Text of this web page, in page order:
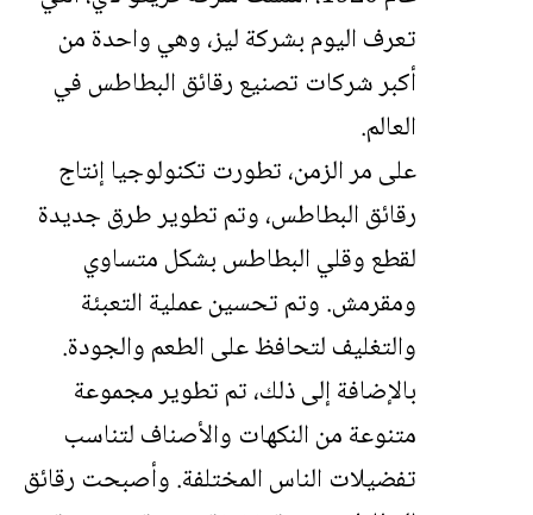
تعرف اليوم بشركة ليز، وهي واحدة من
أكبر شركات تصنيع رقائق البطاطس في
العالم.
على مر الزمن، تطورت تكنولوجيا إنتاج
رقائق البطاطس، وتم تطوير طرق جديدة
لقطع وقلي البطاطس بشكل متساوي
ومقرمش. وتم تحسين عملية التعبئة
والتغليف لتحافظ على الطعم والجودة.
بالإضافة إلى ذلك، تم تطوير مجموعة
متنوعة من النكهات والأصناف لتناسب
تفضيلات الناس المختلفة. وأصبحت رقائق